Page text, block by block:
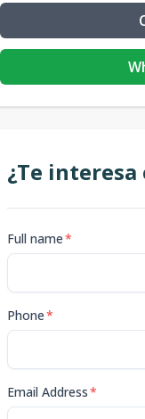
¿Te
Full name*
Phone*
Email Address*